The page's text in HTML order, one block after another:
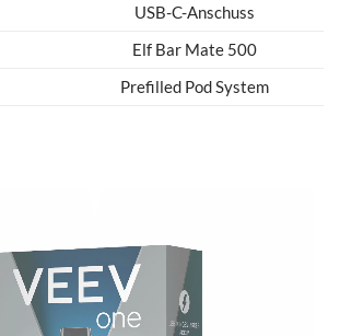
USB-C-Anschuss
Elf Bar Mate 500
Prefilled Pod System